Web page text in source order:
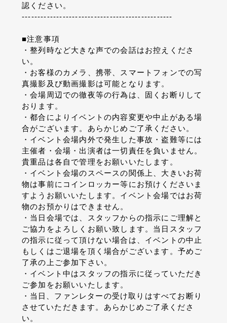
認ください。
------------------------------------------------
■注意事項
・整列時など大きな声での会話はお控えくださ
い。
・お客様のカメラ、携帯、スマートフォンでの写
真撮影及び動画撮影は可能となります。
・会場周辺での徹夜等の行為は、固くお断りして
おります。
・都合によりイベントの内容変更や中止がある場
合がございます。あらかじめご了承ください。
・イベント会場内外で発生した事故・盗難等には
主催者・会場・出演者は一切責任を負いません。
貴重品は各自で管理をお願いいたします。
・イベント会場のスペースの関係上、大きいお荷
物は事前にコインロッカー等にお預けくださいま
すようお願いいたします。イベント会場ではお荷
物のお預かりはできません。
・当日会場では、スタッフからの指示にご理解と
ご協力をよろしくお願い致します。当日スタッフ
の指示に従って頂けない場合は、イベントの中止
もしくはご退場を頂く場合がございます。予めご
了承の上ご参加下さい。
・イベント中はスタッフの指示に従っていただき
ご参加をお願いいたします。
・当日、ファンレターの受け取りはすべてお断り
させていただきます。あらかじめご了承くださ
い。